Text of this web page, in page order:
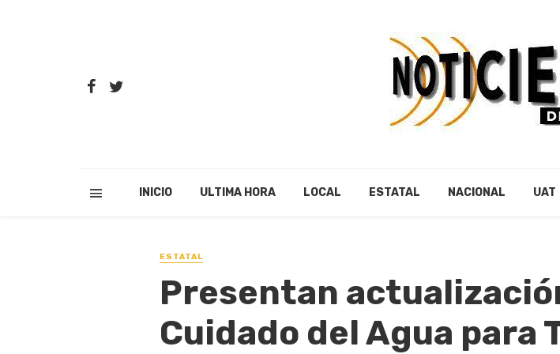
INICIO ULTIMA HORA LOCAL ESTATAL NACIONAL UAT
ESTATAL
Presentan
Cuidado del Agua para